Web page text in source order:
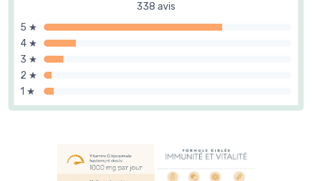
338 avis
5 ★
4 ★
3 ★
2 ★
1 ★